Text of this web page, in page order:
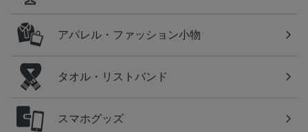
アパレル・ファッション小物
タオル・リストバンド
スマホグッズ